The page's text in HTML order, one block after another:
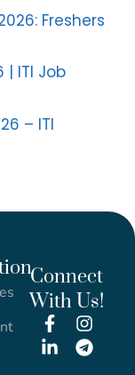
Freshers
ITI Job
– ITI
Connect
With Us!